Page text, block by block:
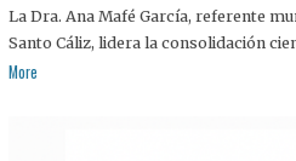
2
A
G
La Dra. Ana Mafé García, referente
Santo Cáliz, lidera la consolidación
More